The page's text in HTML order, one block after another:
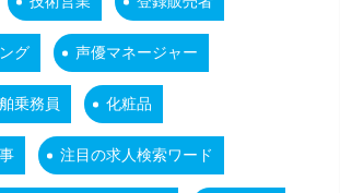
グ 声優マネージャー
乗務員 化粧品
注目の求人検索ワード